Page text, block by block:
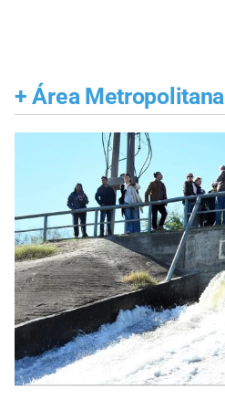
+ Área Metropolitana